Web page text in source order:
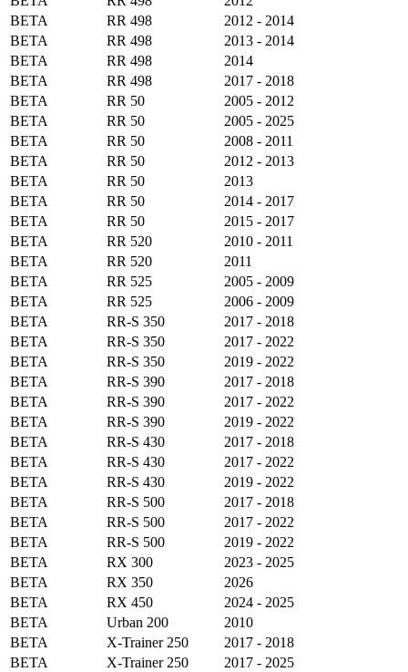
BETA
RR 498
2012 - 2014
BETA
RR 498
2013 - 2014
BETA
RR 498
2014
BETA
RR 498
2017 - 2018
BETA
RR 50
2005 - 2012
BETA
RR 50
2005 - 2025
BETA
RR 50
2008 - 2011
BETA
RR 50
2012 - 2013
BETA
RR 50
2013
BETA
RR 50
2014 - 2017
BETA
RR 50
2015 - 2017
BETA
RR 520
2010 - 2011
BETA
RR 520
2011
BETA
RR 525
2005 - 2009
BETA
RR 525
2006 - 2009
BETA
RR-S 350
2017 - 2018
BETA
RR-S 350
2017 - 2022
BETA
RR-S 350
2019 - 2022
BETA
RR-S 390
2017 - 2018
BETA
RR-S 390
2017 - 2022
BETA
RR-S 390
2019 - 2022
BETA
RR-S 430
2017 - 2018
BETA
RR-S 430
2017 - 2022
BETA
RR-S 430
2019 - 2022
BETA
RR-S 500
2017 - 2018
BETA
RR-S 500
2017 - 2022
BETA
RR-S 500
2019 - 2022
BETA
RX 300
2023 - 2025
BETA
RX 350
2026
BETA
RX 450
2024 - 2025
BETA
Urban 200
2010
BETA
X-Trainer 250
2017 - 2018
BETA
X-Trainer 250
2017 - 2025